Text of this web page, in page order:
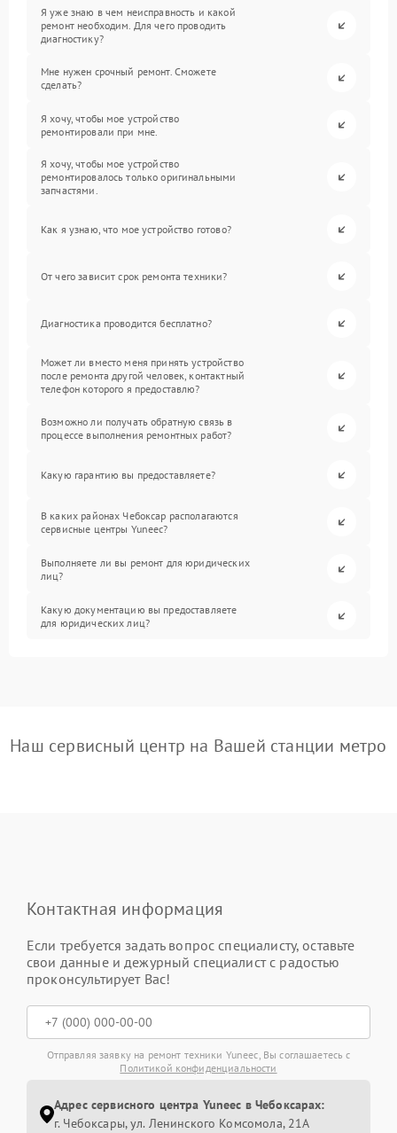
Я уже знаю в чем неисправность и какой
ремонт необходим. Для чего проводить
диагностику?
Мне нужен срочный ремонт. Сможете
сделать?
Я хочу, чтобы мое устройство
ремонтировали при мне.
Я хочу, чтобы мое устройство
ремонтировалось только оригинальными
запчастями.
Как я узнаю, что мое устройство готово?
От чего зависит срок ремонта техники?
Диагностика проводится бесплатно?
Может ли вместо меня принять устройство
после ремонта другой человек, контактный
телефон которого я предоставлю?
Возможно ли получать обратную связь в
процессе выполнения ремонтных работ?
Какую гарантию вы предоставляете?
В каких районах Чебоксар располагаются
сервисные центры Yuneec?
Выполняете ли вы ремонт для юридических
лиц?
Какую документацию вы предоставляете
для юридических лиц?
Наш сервисный центр на Вашей станции метро
Контактная информация
Если требуется задать вопрос специалисту, оставьте
свои данные и дежурный специалист с радостью
проконсультирует Вас!
Отправляя заявку на ремонт техники Yuneec, Вы соглашаетесь с
Политикой конфиденциальности
Адрес сервисного центра Yuneec в Чебоксарах:
г. Чебоксары, ул. Ленинского Комсомола, 21А